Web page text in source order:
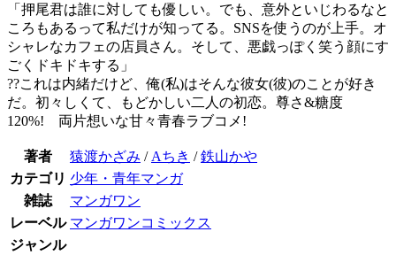
「押尾君は誰に対しても優しい。でも、意外といじわるなと
ころもあるって私だけが知ってる。SNSを使うのが上手。オ
シャレなカフェの店員さん。そして、悪戯っぽく笑う顔にす
ごくドキドキする」
??これは内緒だけど、俺(私)はそんな彼女(彼)のことが好き
だ。初々しくて、もどかしい二人の初恋。尊さ&糖度
120%! 両片想いな甘々青春ラブコメ!
著者 猿渡かざみ / Aちき /鉄山かや
カテゴリ 少年・青年マンガ
雑誌
マンガワン
レーベル マンガワンコミックス
ジャンル